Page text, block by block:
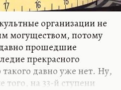
организации не
могуществом, потому
прошедшие
прекрасного
давно уже нет. Ну,
на 33-й ступени